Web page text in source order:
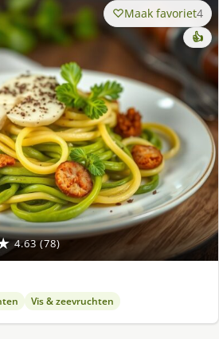
4.63 (78)
Maak favoriet4
👍
Vis & zeevruchten